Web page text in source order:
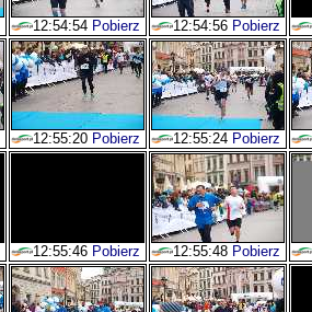
12:54:54 Pobierz 12:54:56 Pobierz
12:55:20 Pobierz 12:55:24 Pobierz
12:55:46 Pobierz 12:55:48 Pobierz